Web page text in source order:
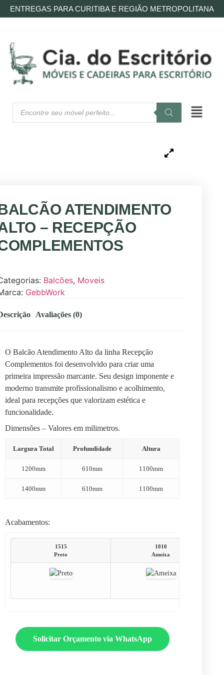
ENTREGAS PARA CURITIBA E REGIÃO METROPOLITANA
ATENDIMENTO
– RECEPÇÃO
Balcões, Moveis
GebbWork
Avaliações (0)
O Balcão Atendimento Alto da linha Recepção
Complementos foi desenvolvido para criar uma
primeira impressão marcante. Seu design imponente e
moderno transmite profissionalismo e acolhimento,
ideal para recepções que valorizam estética e
funcionalidade.
Dimensões – Valores em milimetros.
Largura Total Profundidade Altura
1200mm 610mm 1100mm
1400mm 610mm 1100mm
Acabamentos:
1515
Preto
1010
Ameixa
Solicitar Orçamento via WhatsApp